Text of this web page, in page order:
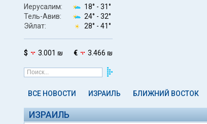
Иерусалим: 18° - 31°
Тель-Авив:
24° - 32°
Эйлат:
28° - 41°
$ 3.001 ₪ € 3.466 ₪
ВСЕ НОВОСТИ ИЗРАИЛЬ БЛИЖНИЙ ВОСТОК
ИЗРАИЛЬ